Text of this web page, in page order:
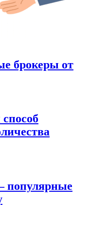
брокеры от
популярные